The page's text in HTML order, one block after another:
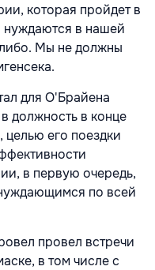
которая пройдет в
в нашей
Мы не должны
для О'Брайена
должность в конце
целью его поездки
в первую очередь,
по всей
провел встречи
в том числе с